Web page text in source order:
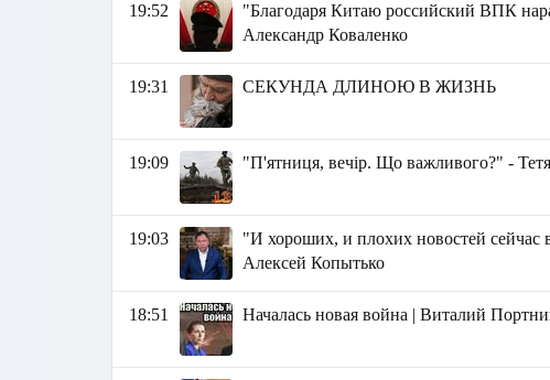
19:52
"Благодаря Китаю российский ВПК
Александр Коваленко
19:31 СЕКУНДА ДЛИНОЮ В ЖИЗНЬ
19:09 "П'ятниця, вечір. Що важливого?" -
19:03
"И хороших, и плохих новостей сейчас
Алексей Копытько
18:51 Началась новая война | Виталий